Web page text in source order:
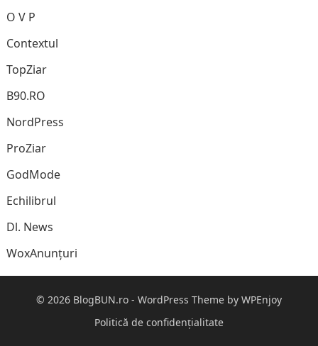
O V P
Contextul
TopZiar
B90.RO
NordPress
ProZiar
GodMode
Echilibrul
Dl. News
WoxAnunțuri
© 2026 BlogBUN.ro - WordPress Theme by WPEnjoy
Politică de confidențialitate